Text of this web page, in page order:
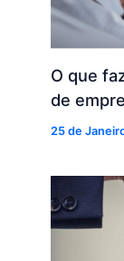
O que
de
25 de